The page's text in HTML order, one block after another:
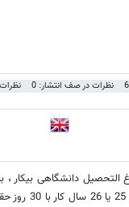
نظرات در صف انتشار: 0 نظرات
التحصیل دانشگاهی بیکار ،
موعد برای